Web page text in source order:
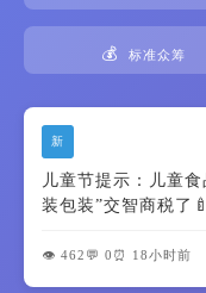
💰 标准众筹
新
儿童节提示：儿童
装包装”交智商税了🍼
👁️ 462 💬 0 ⏰ 18小时前